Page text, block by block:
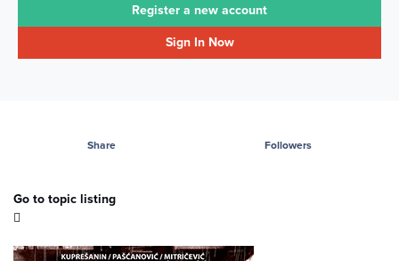
Register a new account
Sign In Now
Share Followers
Go to topic listing